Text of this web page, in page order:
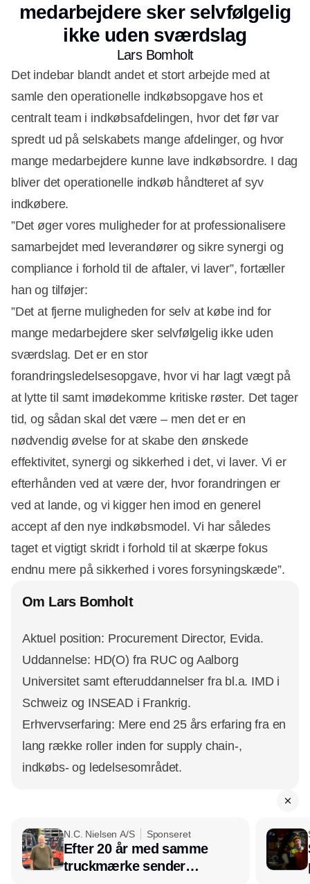
medarbejdere sker selvfølgelig
ikke uden sværdslag
Lars Bomholt
Det indebar blandt andet et stort arbejde med at
samle den operationelle indkøbsopgave hos et
centralt team i indkøbsafdelingen, hvor det før var
spredt ud på selskabets mange afdelinger, og hvor
mange medarbejdere kunne lave indkøbsordre. I dag
bliver det operationelle indkøb håndteret af syv
indkøbere.
”Det øger vores muligheder for at professionalisere
samarbejdet med leverandører og sikre synergi og
compliance i forhold til de aftaler, vi laver”, fortæller
han og tilføjer:
”Det at fjerne muligheden for selv at købe ind for
mange medarbejdere sker selvfølgelig ikke uden
sværdslag. Det er en stor
forandringsledelsesopgave, hvor vi har lagt vægt på
at lytte til samt imødekomme kritiske røster. Det tager
tid, og sådan skal det være – men det er en
nødvendig øvelse for at skabe den ønskede
effektivitet, synergi og sikkerhed i det, vi laver. Vi er
efterhånden ved at være der, hvor forandringen er
ved at lande, og vi kigger hen imod en generel
accept af den nye indkøbsmodel. Vi har således
taget et vigtigt skridt i forhold til at skærpe fokus
endnu mere på sikkerhed i vores forsyningskæde”.
Om Lars Bomholt
Aktuel position: Procurement Director, Evida.
Uddannelse: HD(O) fra RUC og Aalborg
Universitet samt efteruddannelser fra bl.a. IMD i
Schweiz og INSEAD i Frankrig.
Erhvervserfaring: Mere end 25 års erfaring fra en
lang række roller inden for supply chain-,
indkøbs- og ledelsesområdet.
N.C. Nielsen A/S Sponseret
Efter 20 år med samme
truckmærke sender